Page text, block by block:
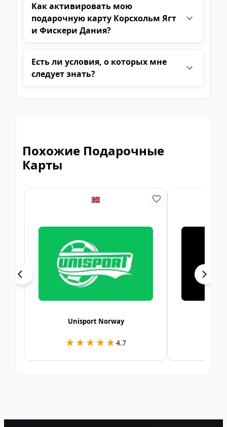
Как активировать мою
подарочную карту Корсхольм Ягт
и Фискери Дания?
Есть ли условия, о которых мне
следует знать?
Похожие Подарочные
Карты
Unisport Norway
★★★★★
★★★★★ 4.7